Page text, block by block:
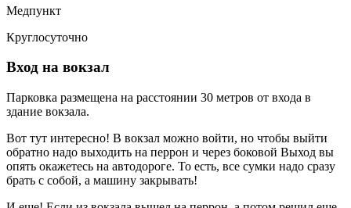
Медпункт
Круглосуточно
Вход на вокзал
Парковка размещена на расстоянии 30 метров от входа в
здание вокзала.
Вот тут интересно! В вокзал можно войти, но чтобы выйти
обратно надо выходить на перрон и через боковой Выход вы
опять окажетесь на автодороге. То есть, все сумки надо сразу
брать с собой, а машину закрывать!